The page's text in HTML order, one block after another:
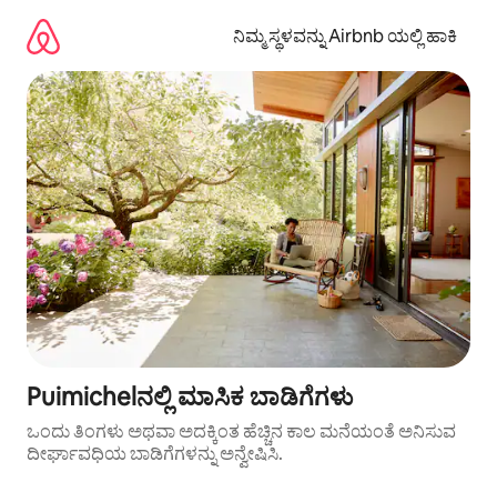
ಹೋಗಿ
ನಿಮ್ಮ ಸ್ಥಳವನ್ನು Airbnb ಯಲ್ಲಿ ಹಾಕಿ
Puimichelನಲ್ಲಿ ಮಾಸಿಕ ಬಾಡಿಗೆಗಳು
ಒಂದು ತಿಂಗಳು ಅಥವಾ ಅದಕ್ಕಿಂತ ಹೆಚ್ಚಿನ ಕಾಲ ಮನೆಯಂತೆ ಅನಿಸುವ
ದೀರ್ಘಾವಧಿಯ ಬಾಡಿಗೆಗಳನ್ನು ಅನ್ವೇಷಿಸಿ.